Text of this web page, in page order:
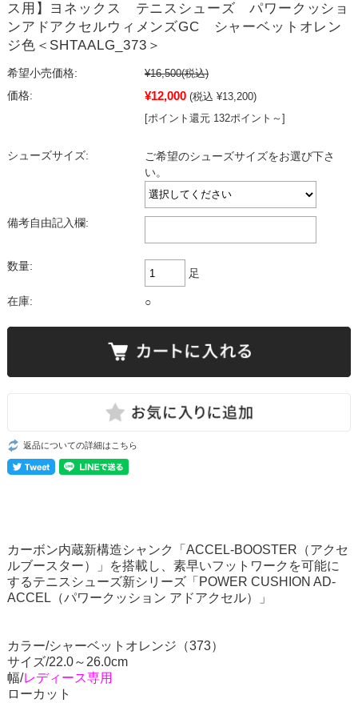
ス用】ヨネックス テニスシューズ パワークッショ
ンアドアクセルウィメンズGC シャーベットオレン
ジ色＜SHTAALG_373＞
希望小売価格: ¥16,500(税込)
価格:
¥12,000 (税込 ¥13,200)
[ポイント還元 132ポイント～]
シューズサイズ:
ご希望のシューズサイズをお選び下さ
い。
備考自由記入欄:
数量:
足
在庫: ○
返品についての詳細はこちら
カーボン内蔵新構造シャンク「ACCEL-BOOSTER（アクセ
ルブースター）」を搭載し、素早いフットワークを可能に
するテニスシューズ新シリーズ「POWER CUSHION AD-
ACCEL（パワークッション アドアクセル）」
カラー/シャーベットオレンジ（373）
サイズ/22.0～26.0cm
幅/レディース専用
ローカット